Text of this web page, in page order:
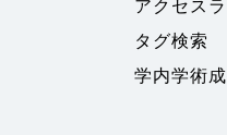
アクセス
タグ検索
学内学術